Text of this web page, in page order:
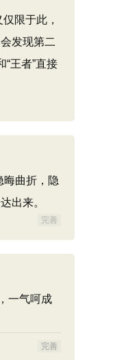
限于此，
发现第二
王者”直接
晦曲折，隐
出来。
完善
一气呵成
完善